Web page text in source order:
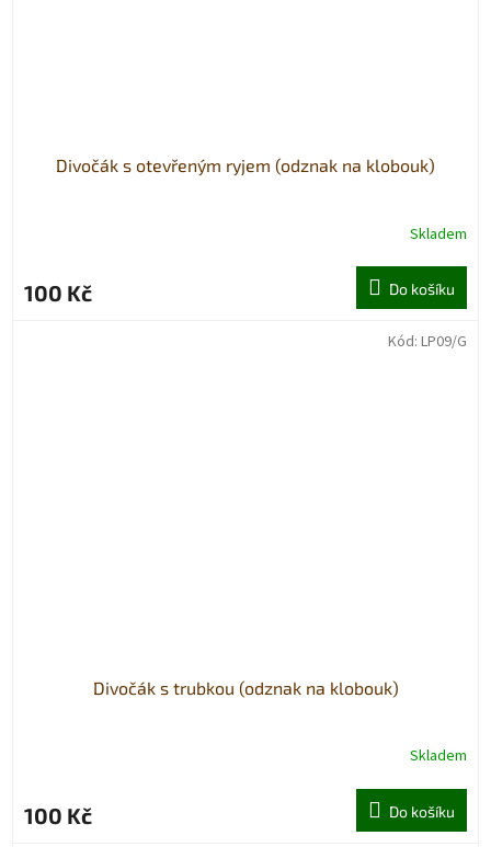
Divočák s otevřeným ryjem (odznak na klobouk)
Skladem
100 Kč Do košíku
Divočák s trubkou (odznak na klobouk)
Skladem
100 Kč Do košíku
Kód: LP09/G